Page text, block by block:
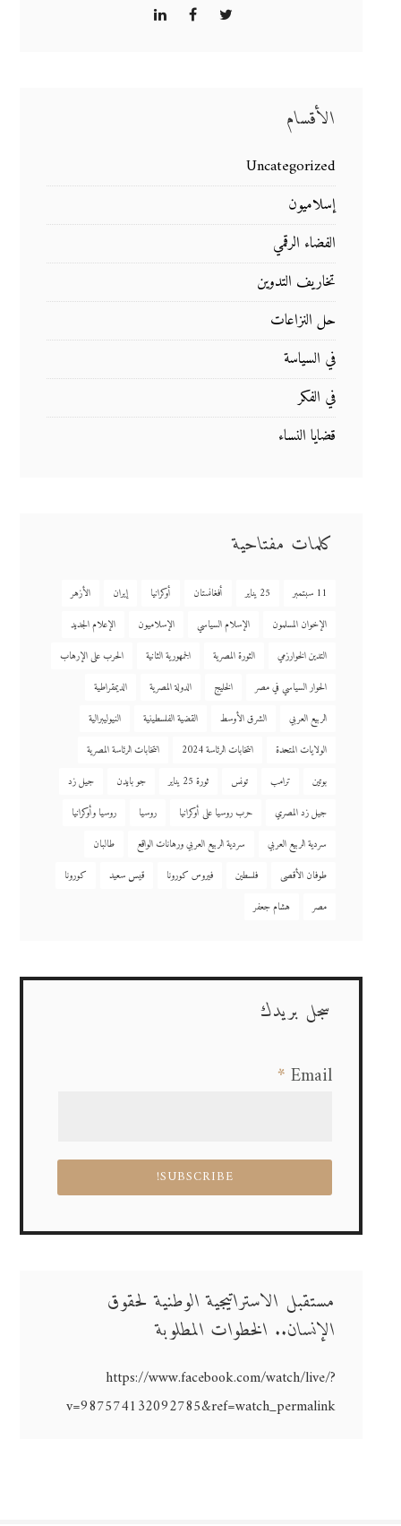
الأقسام
Uncategorized
إسلاميون
الفضاء الرقمي
تخاريف التدوين
حل النزاعات
في السياسة
في الفكر
قضايا النساء
كلمات مفتاحية
11 سبتمبر 25 يناير أفغانستان أوكرانيا إيران
الأزهر
الإخوان المسلمون
الإسلام السياسي الإسلاميون
الإعلام الجديد
التدين الخوارزمي
الثورة المصرية الجمهورية الثانية
الحرب على الإرهاب
الحوار السياسي في مصر
الخليج الدولة المصرية
الديمقراطية
الربيع العربي
الشرق الأوسط القضية الفلسطينية
النيوليبرالية
الولايات المتحدة
انتخابات الرئاسة 2024
انتخابات الرئاسة المصرية
بوتين
ترامب تونس ثورة 25 يناير جو بايدن
جيل زد
جيل زد المصري
حرب روسيا على أوكرانيا روسيا
روسيا وأوكرانيا
سردية الربيع العربي
سردية الربيع العربي ورهانات الواقع
طالبان
طوفان الأقصى
فلسطين فيروس كورونا قيس سعيد
كورونا
مصر
هشام جعفر
سجل بريدك
Email
*
مستقبل الاستراتيجية الوطنية لحقوق
الإنسان.. الخطوات المطلوبة
https://www.facebook.com/watch/live/?
v=987574132092785&ref=watch_permalink